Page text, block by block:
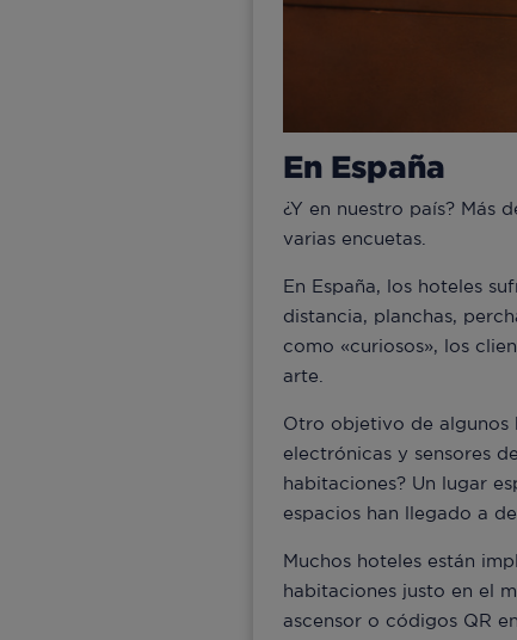
En España
¿Y en nuestro país? Más
varias encuetas.
En España, los hoteles
distancia, planchas,
como «curiosos», los
arte.
Otro objetivo de algunos
electrónicas y sensores
habitaciones? Un lugar
espacios han llegado a
Muchos hoteles están
habitaciones justo en el
ascensor o códigos QR